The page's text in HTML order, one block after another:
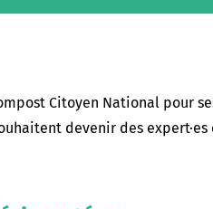
Citoyen National pour
devenir des